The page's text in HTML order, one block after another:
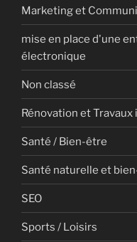
Marketing et
mise en place d'une
électronique
Non classé
Rénovation et
Santé / Bien-être
Santé naturelle et
SEO
Sports / Loisirs